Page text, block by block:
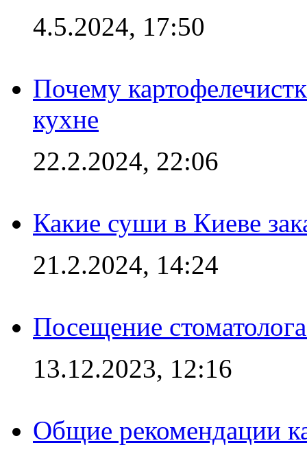
4.5.2024, 17:50
Почему
кухне
22.2.2024, 22:06
Какие суши в Киеве
21.2.2024, 14:24
Посещение
13.12.2023, 12:16
Общие рекомендации